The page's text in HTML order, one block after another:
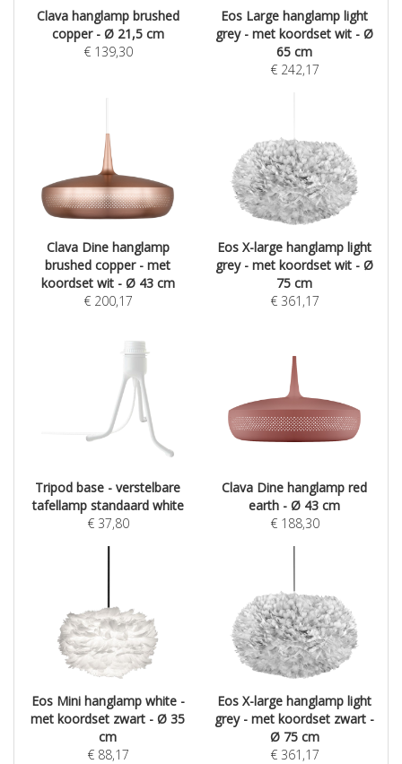
Clava hanglamp brushed
copper - Ø 21,5 cm
€ 139,30
Eos Large hanglamp light
grey - met koordset wit - Ø
65 cm
€ 242,17
Clava Dine hanglamp
brushed copper - met
koordset wit - Ø 43 cm
€ 200,17
Eos X-large hanglamp light
grey - met koordset wit - Ø
75 cm
€ 361,17
Tripod base - verstelbare
tafellamp standaard white
€ 37,80
Clava Dine hanglamp red
earth - Ø 43 cm
€ 188,30
Eos Mini hanglamp white -
met koordset zwart - Ø 35
cm
€ 88,17
Eos X-large hanglamp light
grey - met koordset zwart -
Ø 75 cm
€ 361,17